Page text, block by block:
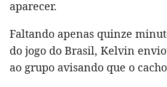
aparecer.
Faltando apenas quinze
do jogo do Brasil, Kelvin
ao grupo avisando que o